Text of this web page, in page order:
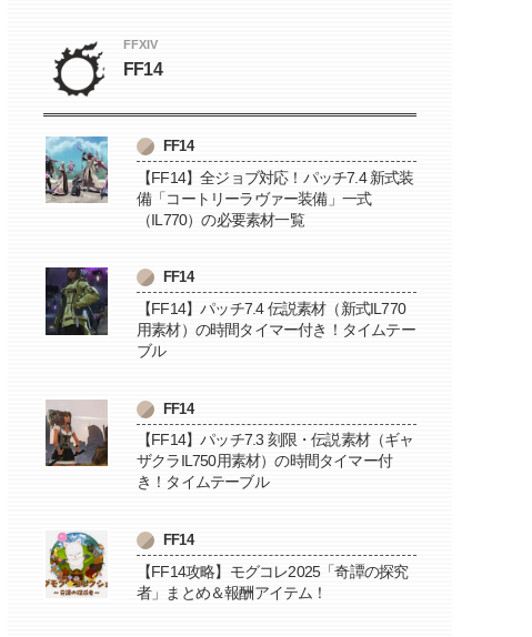
FFXIV
FF14
FF14
【FF14】全ジョブ対応！パッチ7.4 新式装
備「コートリーラヴァー装備」一式
（IL770）の必要素材一覧
FF14
【FF14】パッチ7.4 伝説素材（新式IL770
用素材）の時間タイマー付き！タイムテー
ブル
FF14
【FF14】パッチ7.3 刻限・伝説素材（ギャ
ザクラIL750用素材）の時間タイマー付
き！タイムテーブル
FF14
【FF14攻略】モグコレ2025「奇譚の探究
者」まとめ＆報酬アイテム！